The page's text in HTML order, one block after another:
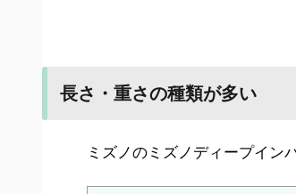
長さ・重さの種類が多い
ミズノのミズノディープイン